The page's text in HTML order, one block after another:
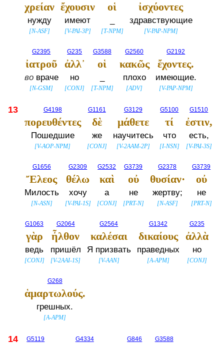
χρείαν
нужду
[N-ASF]
ἔχουσιν
имеют
[V-PAI-3P]
οἱ
[T-NPM]
ἰσχύοντες
здравствующие
[V-PAP-NPM]
G2395
ἰατροῦ
вовраче
[N-GSM]
G235
ἀλλ᾽
но
[CONJ]
G3588
οἱ
[T-NPM]
G2560
κακῶς
плохо
[ADV]
G2192
ἔχοντες.
имеющие.
[V-PAP-NPM]
13 G4198
πορευθέντες
Пошедшие
[V-AOP-NPM]
G1161
δὲ
же
[CONJ]
G3129
μάθετε
научитесь
[V-2AAM-2P]
G5100
τί
что
[I-NSN]
G1510
ἐστιν,
есть,
[V-PAI-3S]
G1656
Ἔλεος
Милость
[N-ASN]
G2309
θέλω
хочу
[V-PAI-1S]
G2532
καὶ
а
[CONJ]
G3739
οὐ
не
[PRT-N]
G2378
θυσίαν·
жертву;
[N-ASF]
G3739
οὐ
не
[PRT-N]
G1063
γὰρ
ведь
[CONJ]
G2064
ἦλθον
пришёл
[V-2AAI-1S]
G2564
καλέσαι
Я призвать
[V-AAN]
G1342
δικαίους
праведных
[A-APM]
G235
ἀλλὰ
но
[CONJ]
G268
ἁμαρτωλούς.
грешных.
[A-APM]
14 G5119 G4334 G846 G3588